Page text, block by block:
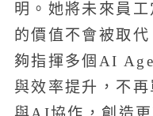
明。她將未來員
的價值不會被取
夠指揮多個AI
與效率提升，不